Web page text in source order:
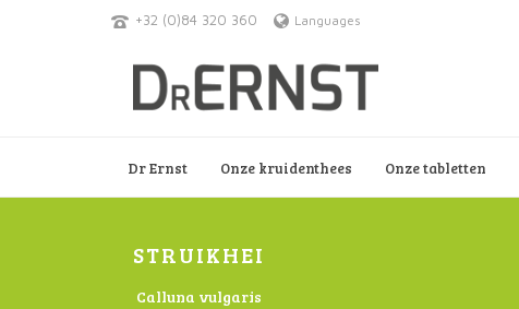
+32 (0)84 320 360 Languages
Dr Ernst Onze kruidenthees Onze tabletten
STRUIKHEI
Calluna vulgaris